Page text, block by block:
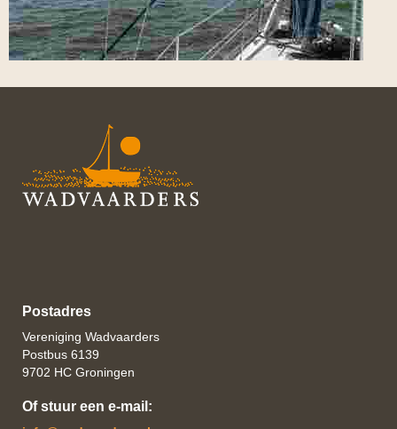
Postadres
Vereniging Wadvaarders
Postbus 6139
9702 HC Groningen
Of stuur een e-mail: